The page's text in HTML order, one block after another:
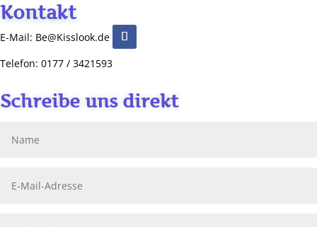
Kontakt
E-Mail: Be@Kisslook.de
Telefon: 0177 / 3421593
Schreibe uns direkt